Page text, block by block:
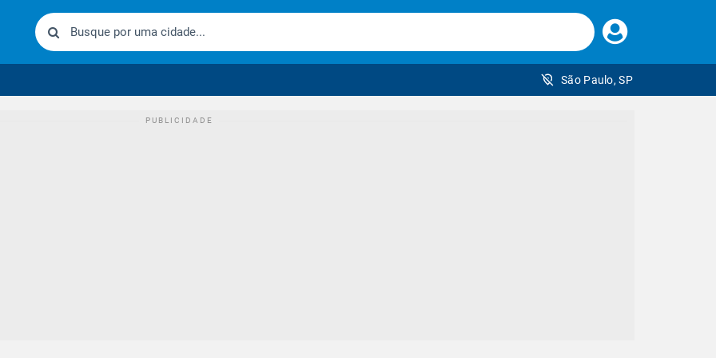
Faça
seu
São Paulo, SP